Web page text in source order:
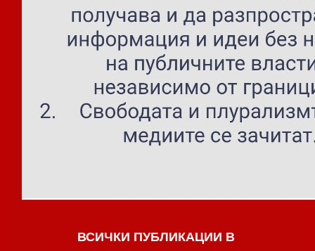
ВСИЧКИ ПУБЛИКАЦИИ В